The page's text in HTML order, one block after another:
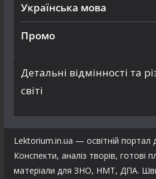
Українська мова
Промо
Детальні відмінності та
світі
Lektorium.in.ua — освітній портал
Конспекти, аналіз творів, готові
матеріали для ЗНО, НМТ, ДПА.